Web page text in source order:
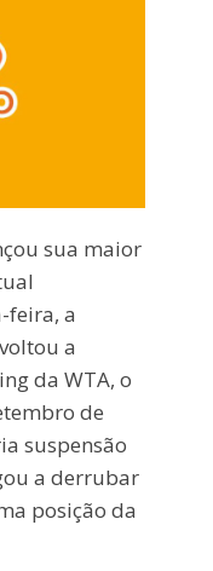
sua maior
feira, a
a
da WTA, o
de
suspensão
a derrubar
posição da